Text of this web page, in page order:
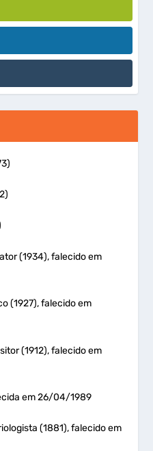
(1934), falecido em
(1927), falecido em
(1912), falecido em
em 26/04/1989
(1881), falecido em